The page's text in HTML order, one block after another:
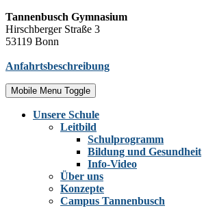
Tannenbusch Gymnasium
Hirschberger Straße 3
53119 Bonn
Anfahrtsbeschreibung
Mobile Menu Toggle
Unsere Schule
Leitbild
Schulprogramm
Bildung und Gesundheit
Info-Video
Über uns
Konzepte
Campus Tannenbusch